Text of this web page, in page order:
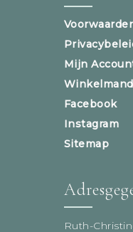
Mijn
Winkelmand
Facebook
Instagram
Sitemap
Ruth-